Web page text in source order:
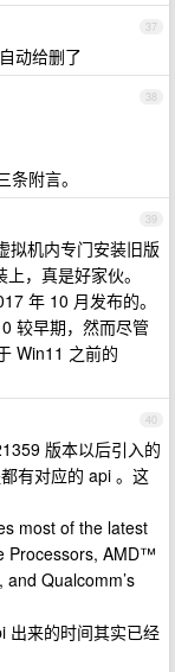
37
动给删了
38
附言。
39
拟机内专门安装旧版
，真是好家伙。
年 10 月发布的。
较早期，然而尽管
Win11 之前的
40
版本以后引入的
有对应的 api 。这
most of the latest
Processors, AMD™
Qualcomm’s
出来的时间其实已经